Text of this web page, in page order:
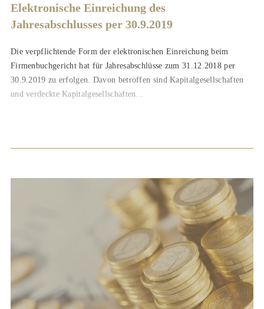
Elektronische Einreichung des
Jahresabschlusses per 30.9.2019
Die verpflichtende Form der elektronischen Einreichung beim
Firmenbuchgericht hat für Jahresabschlüsse zum 31.12.2018 per
30.9.2019 zu erfolgen. Davon betroffen sind Kapitalgesellschaften
und verdeckte Kapitalgesellschaften...